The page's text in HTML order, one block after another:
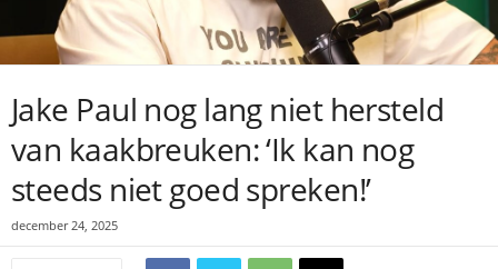
Jake Paul nog lang niet hersteld
van kaakbreuken: ‘Ik kan nog
steeds niet goed spreken!’
december 24, 2025